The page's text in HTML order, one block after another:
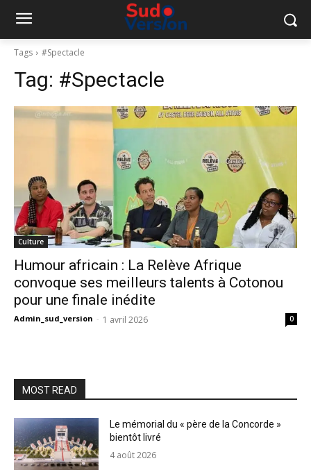
Tags #Spectacle
Tag: #Spectacle
Culture
Humour africain : La Relève Afrique
convoque ses meilleurs talents à Cotonou
pour une finale inédite
Admin_sud_version - 1 avril 2026 0
MOST READ
Le mémorial du « père de la Concorde »
bientôt livré
4 août 2026